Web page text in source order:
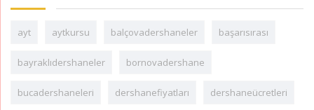
ayt aytkursu balçovadershaneler başarısırası
bayraklıdershaneler bornovadershane
bucadershaneleri dershanefiyatları dershaneücretleri